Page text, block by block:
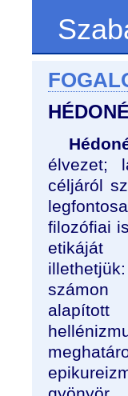
HÉDONÉ
élvezet;
céljáról
filozófiai
etikáját
számon